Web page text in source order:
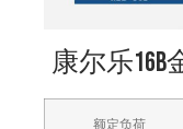
康尔乐
额定负荷